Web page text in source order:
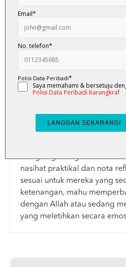
baik kepada Allah dan
sedikit demi sedikit.
Keistimewaan buku ini
pendekatannya yang tidak
ketika mereka sedang
sebagai teman yang
sambil perlahan lahan
dekat kepada Allah. Buku
menyedari bahawa tidak
disembunyikan daripada
keletihan bermaksud iman
Dengan gabungan tadabbur
nasihat praktikal dan nota
sesuai untuk mereka yang
ketenangan, mahu
dengan Allah atau sedang
yang meletihkan secara